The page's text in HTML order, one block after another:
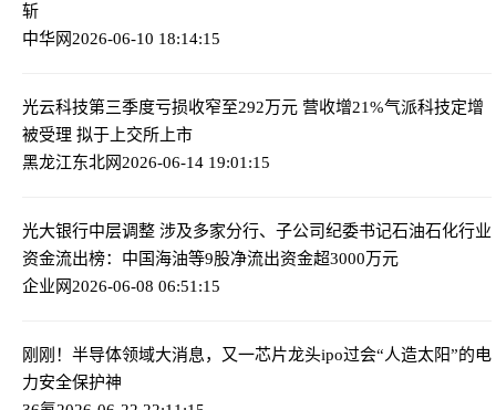
斩
中华网2026-06-10 18:14:15
光云科技第三季度亏损收窄至292万元 营收增21%气派科技定增
被受理 拟于上交所上市
黑龙江东北网2026-06-14 19:01:15
光大银行中层调整 涉及多家分行、子公司纪委书记石油石化行业
资金流出榜：中国海油等9股净流出资金超3000万元
企业网2026-06-08 06:51:15
刚刚！半导体领域大消息，又一芯片龙头ipo过会“人造太阳”的电
力安全保护神